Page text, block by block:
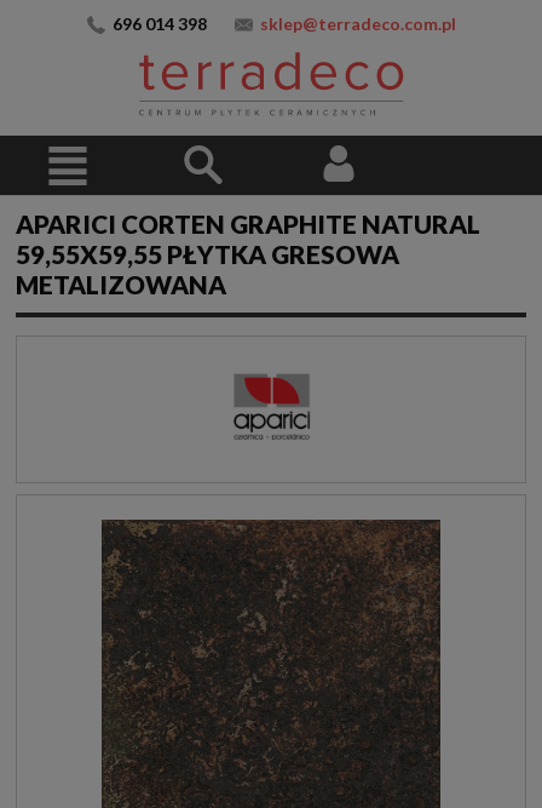
696 014 398 sklep@terradeco.com.pl
APARICI CORTEN GRAPHITE NATURAL
59,55X59,55 PŁYTKA GRESOWA
METALIZOWANA